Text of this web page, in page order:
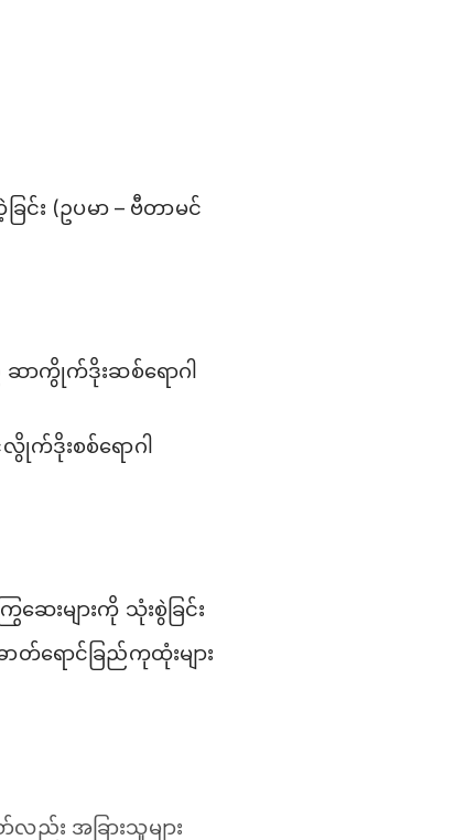
း (ဥပမာ – ဗီတာမင်
ဆာကွိုက်ဒိုးဆစ်ရောဂါ
က်ဒိုးစစ်ရောဂါ
ေးများကို သုံးစွဲခြင်း
တ်ရောင်ခြည်ကုထုံးများ
ည်း အခြားသူများ